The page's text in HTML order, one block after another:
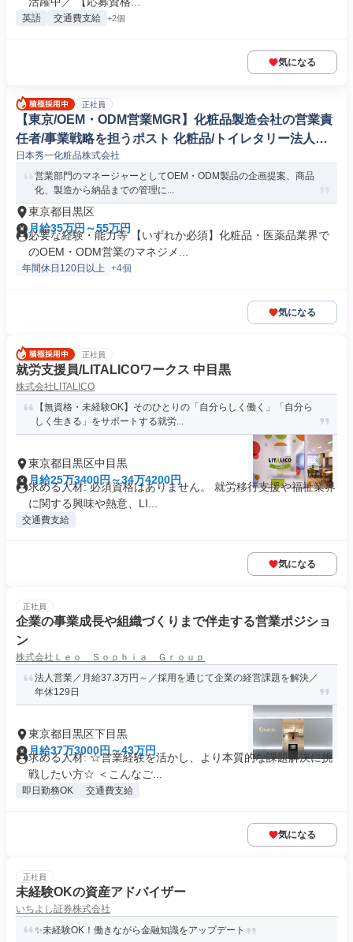
英語 交通費支給 +2個
気になる
正社員
【東京/OEM・ODM営業MGR】化粧品製造会社の営業責
任者/事業戦略を担うポスト 化粧品/トイレタリー法人営
業
日本秀一化粧品株式会社
営業部門のマネージャーとしてOEM・ODM製品の企画提案、商品
化、製造から納品までの管理に...
東京都目黒区
月給35万円～55万円
必要な経験・能力等 【いずれか必須】化粧品・医薬品業界で
のOEM・ODM営業のマネジメ...
年間休日120日以上 +4個
気になる
正社員
就労支援員/LITALICOワークス 中目黒
株式会社LITALICO
【無資格・未経験OK】そのひとりの「自分らしく働く」「自分ら
しく生きる」をサポートする就労...
東京都目黒区中目黒
月給25万3400円～34万4200円
求める人材: 必須資格はありません。 就労移行支援や福祉業界
に関する興味や熱意、LI...
交通費支給
気になる
正社員
企業の事業成長や組織づくりまで伴走する営業ポジショ
ン
株式会社Ｌｅｏ Ｓｏｐｈｉａ Ｇｒｏｕｐ
法人営業／月給37.3万円～／採用を通じて企業の経営課題を解決／
年休129日
東京都目黒区下目黒
月給37万3000円～43万円
求める人材: ☆営業経験を活かし、より本質的な課題解決に挑
戦したい方☆ ＜こんなご...
即日勤務OK 交通費支給
気になる
正社員
未経験OKの資産アドバイザー
いちよし証券株式会社
✨未経験OK！働きながら金融知識をアップデート